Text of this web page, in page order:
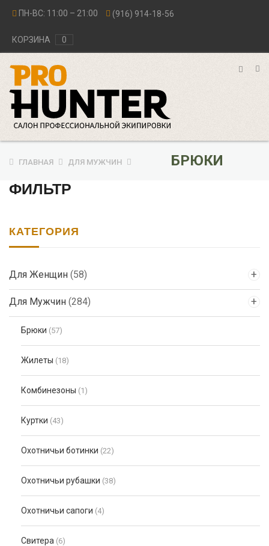
ПН-ВС: 11:00 – 21:00 (916) 914-18-56
КОРЗИНА 0
ГЛАВНАЯ ДЛЯ МУЖЧИН БРЮКИ
ФИЛЬТР
КАТЕГОРИЯ
Для Женщин (58)
Для Мужчин (284)
Брюки (57)
Жилеты (18)
Комбинезоны (1)
Куртки (43)
Охотничьи ботинки (22)
Охотничьи рубашки (38)
Охотничьи сапоги (4)
Свитера (6)